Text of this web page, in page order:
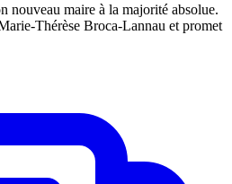
nouveau maire à la majorité absolue.
Thérèse Broca-Lannau et promet